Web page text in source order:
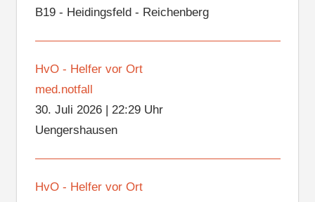
B19 - Heidingsfeld - Reichenberg
HvO - Helfer vor Ort
med.notfall
30. Juli 2026| 22:29 Uhr
Uengershausen
HvO - Helfer vor Ort